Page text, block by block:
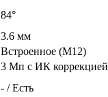
84°
3.6 мм
Встроенное (М12)
3 Мп c ИК коррекцией
- / Есть